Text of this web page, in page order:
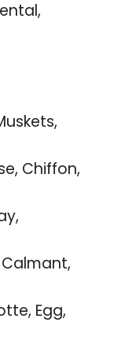
Chiffon,
Egg,